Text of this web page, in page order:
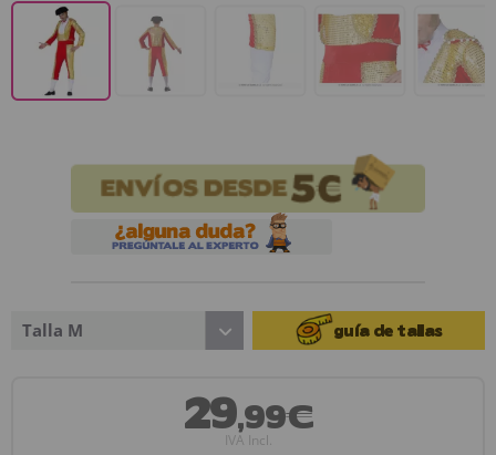
Talla M guía de tallas
29,99€
IVA Incl.